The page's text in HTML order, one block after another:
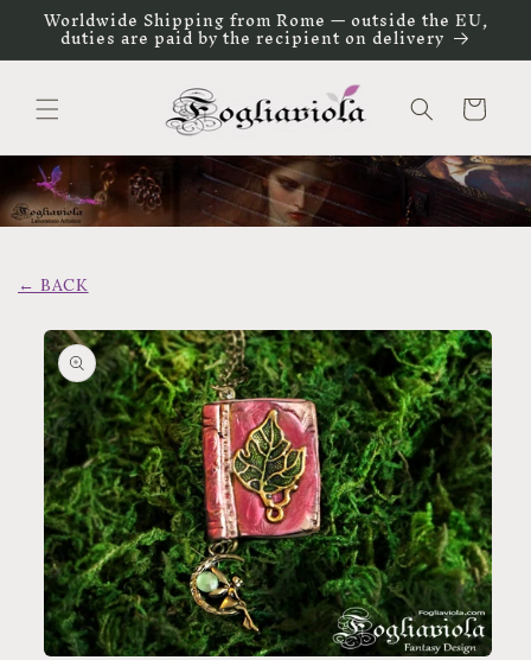
direttamente
ai contenuti
Worldwide Shipping from Rome — outside the EU,
duties are paid by the recipient on delivery
Carrello
← BACK
Passa alle
informazioni
sul prodotto